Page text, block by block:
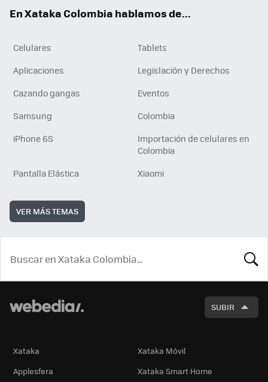
En Xataka Colombia hablamos de...
Celulares
Tablets
Aplicaciones
Legislación y Derechos
Cazando gangas
Eventos
Samsung
Colombia
iPhone 6S
Importación de celulares en
Colombia
Pantalla Elástica
Xiaomi
VER MÁS TEMAS
SUBIR
Xataka
Xataka Móvil
Applesfera
Xataka Smart Home